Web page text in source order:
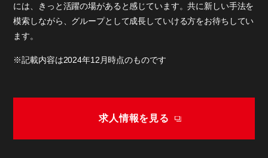
には、きっと活躍の場があると感じています。共に新しい手法を
模索しながら、グループとして成長していける方をお待ちしてい
ます。
※記載内容は2024年12月時点のものです
求人情報を見る